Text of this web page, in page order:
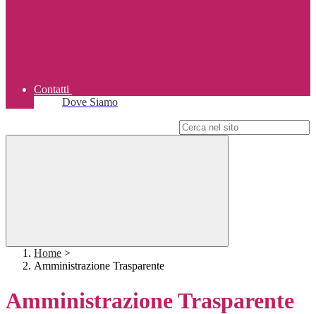
Contatti
Dove Siamo
Home >
Amministrazione Trasparente
Amministrazione Trasparente